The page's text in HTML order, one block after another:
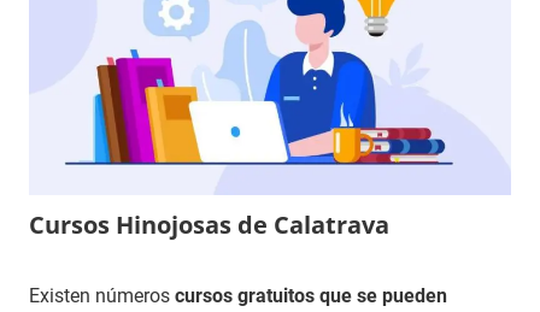
Cursos Hinojosas de Calatrava
5
Maria
Cursos
Existen números cursos gratuitos que se pueden